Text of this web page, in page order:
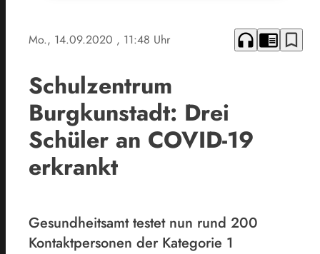
Mo., 14.09.2020 , 11:48 Uhr headphones chrome_reader_mode bookmark_border
Schulzentrum
Burgkunstadt: Drei
Schüler an COVID-19
erkrankt
Gesundheitsamt testet nun rund 200
Kontaktpersonen der Kategorie 1